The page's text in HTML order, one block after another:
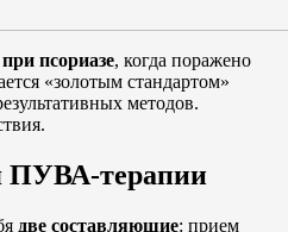
при псориазе, когда поражено
«золотым стандартом»
методов.
ПУВА-терапии
две составляющие: прием